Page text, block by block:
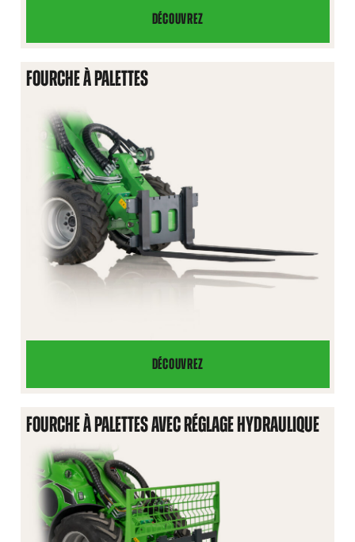
DÉCOUVREZ
FOURCHE
À
FOURCHE À PALETTES
DÉCOUVREZ
FOURCHE
À
PALETTES
FOURCHE À PALETTES AVEC RÉGLAGE HYDRAULIQUE